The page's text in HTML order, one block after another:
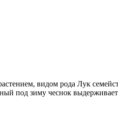
видом рода Лук
под зиму чеснок